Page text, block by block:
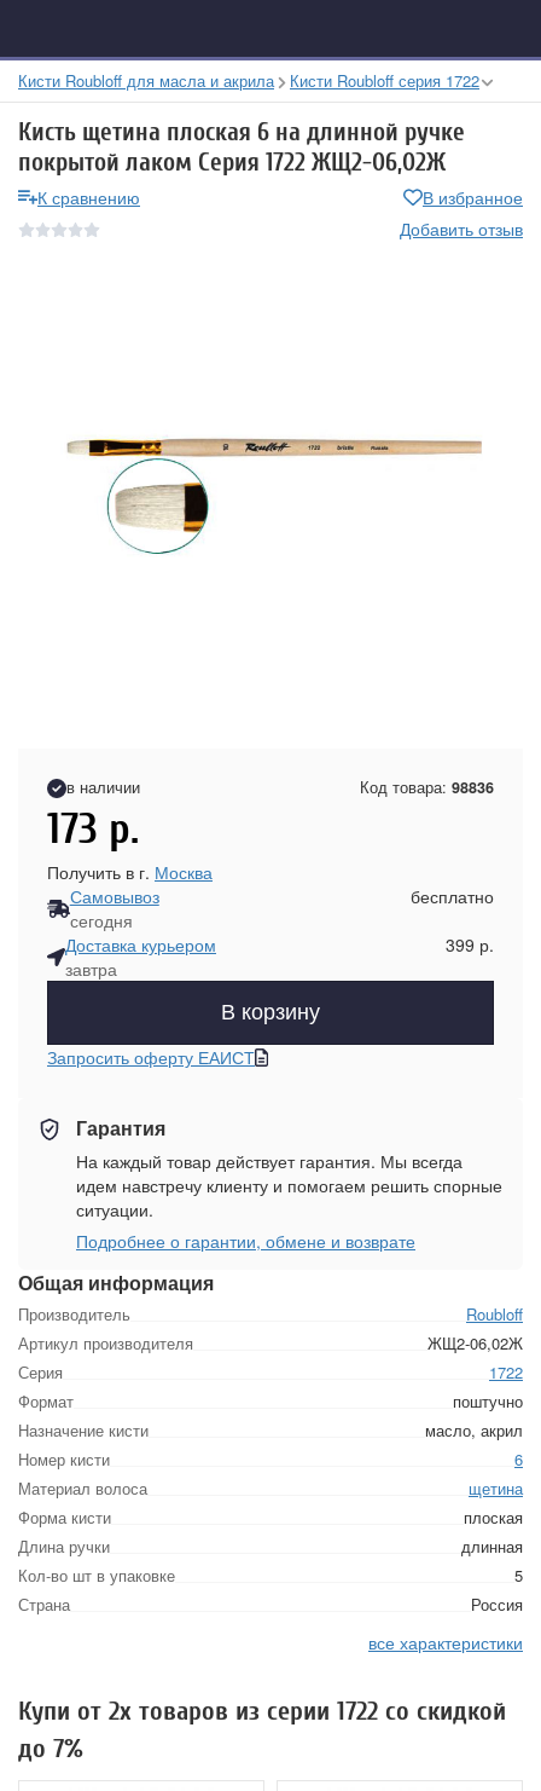
Кисти Roubloff для масла и акрила Кисти Roubloff серия 1722
Кисть щетина плоская 6 на длинной ручке
покрытой лаком Серия 1722 ЖЩ2-06,02Ж
К сравнению
В избранное
Добавить отзыв
Общая информация
Производитель
Roubloff
Артикул производителя
ЖЩ2-06,02Ж
Серия
1722
Формат
поштучно
Назначение кисти
масло, акрил
Номер кисти
6
Материал волоса
щетина
Форма кисти
плоская
Длина ручки
длинная
Кол-во шт в упаковке
5
Страна
Россия
все характеристики
в наличии Код товара: 98836
173 р.
Получить в г. Москва
Самовывоз
сегодня
бесплатно
Доставка курьером
завтра
399 р.
В корзину
Запросить оферту ЕАИСТ
Гарантия
На каждый товар действует гарантия. Мы всегда
идем навстречу клиенту и помогаем решить спорные
ситуации.
Подробнее о гарантии, обмене и возврате
Купи от 2х товаров из серии 1722 со скидкой
до 7%